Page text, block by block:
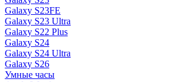
Galaxy S23FE
Galaxy S23 Ultra
Galaxy S22 Plus
Galaxy S24
Galaxy S24 Ultra
Galaxy S26
Умные часы